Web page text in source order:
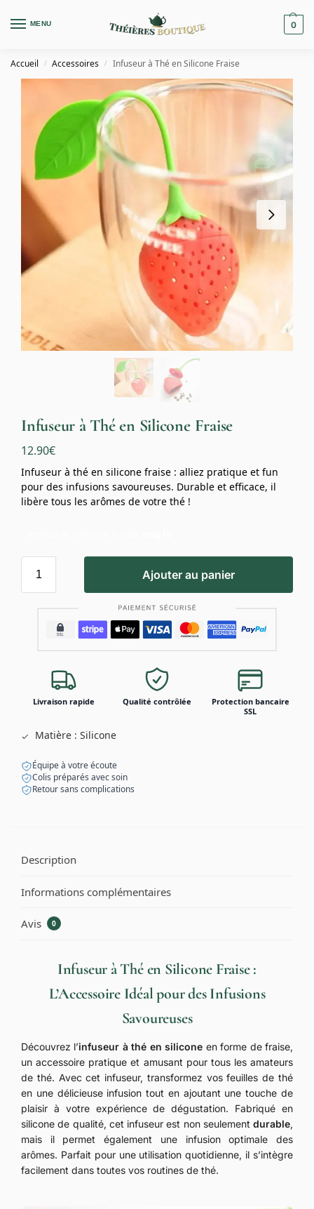
MENU 0
Accueil / Accessoires / Infuseur à Thé en Silicone Fraise
Infuseur à Thé en Silicone Fraise
12.90€
Infuseur à thé en silicone fraise : alliez pratique et fun
pour des infusions savoureuses. Durable et efficace, il
libère tous les arômes de votre thé !
Ajouter au panier
Livraison rapide Qualité contrôlée
Protection bancaire
SSL
Matière : Silicone
Équipe à votre écoute
Colis préparés avec soin
Retour sans complications
Description
Informations complémentaires
Avis 0
Infuseur à Thé en Silicone Fraise :
L’Accessoire Idéal pour des Infusions
Savoureuses
Découvrez l’infuseur à thé en silicone en forme de fraise,
un accessoire pratique et amusant pour tous les amateurs
de thé. Avec cet infuseur, transformez vos feuilles de thé
en une délicieuse infusion tout en ajoutant une touche de
plaisir à votre expérience de dégustation. Fabriqué en
silicone de qualité, cet infuseur est non seulement durable,
mais il permet également une infusion optimale des
arômes. Parfait pour une utilisation quotidienne, il s’intègre
facilement dans toutes vos routines de thé.